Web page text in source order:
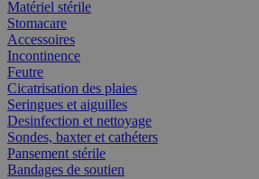
Matériel stérile
Stomacare
Accessoires
Incontinence
Feutre
Cicatrisation des plaies
Seringues et aiguilles
Desinfection et nettoyage
Sondes, baxter et cathéters
Pansement stérile
Bandages de soutien